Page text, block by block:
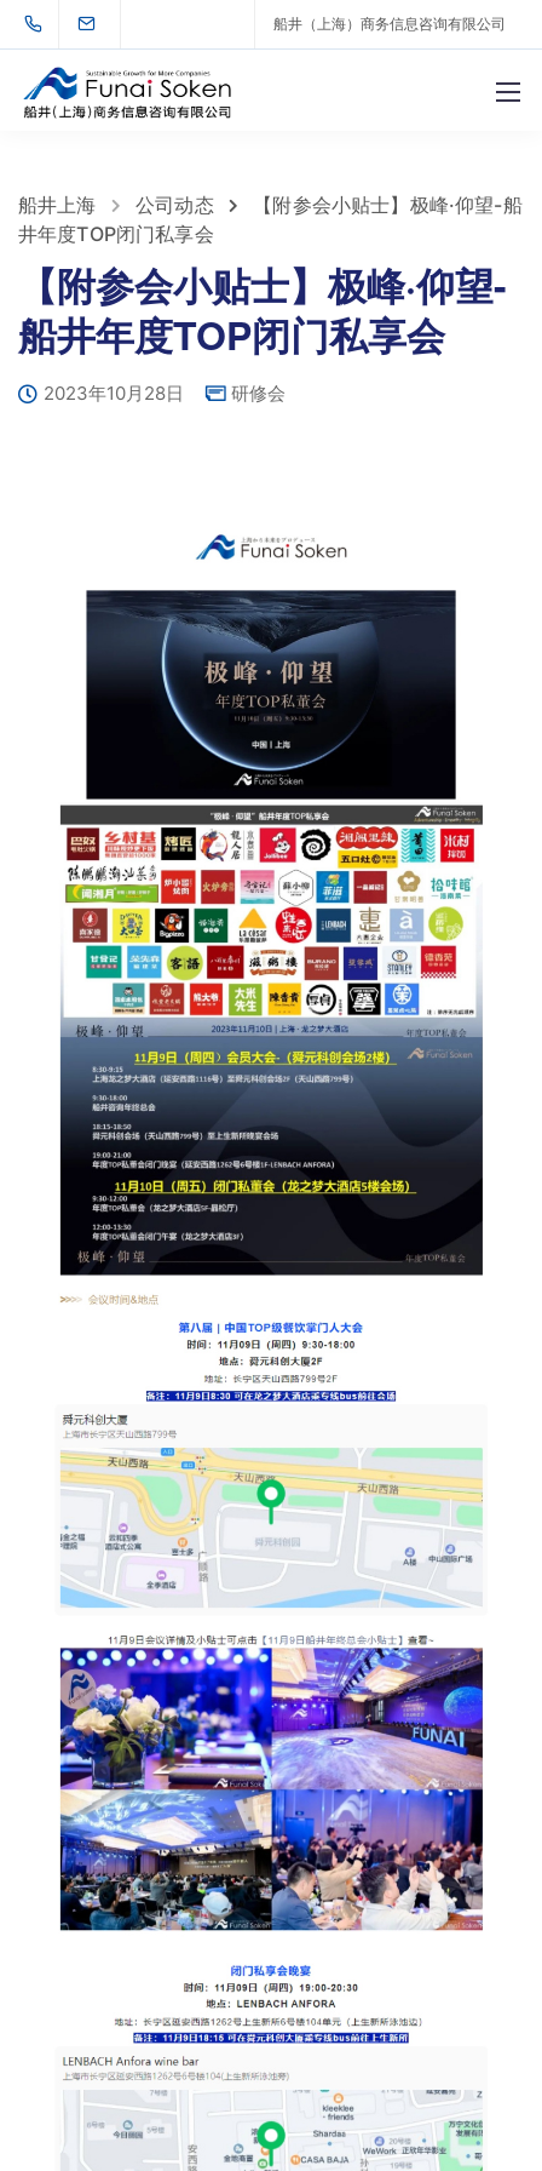
船井（上海）商务信息咨询有限公司
船井上海 公司动态
【附参会小贴士】极峰·仰望-船
井年度TOP闭门私享会
【附参会小贴士】极峰·仰望-
船井年度TOP闭门私享会
2023年10月28日 研修会